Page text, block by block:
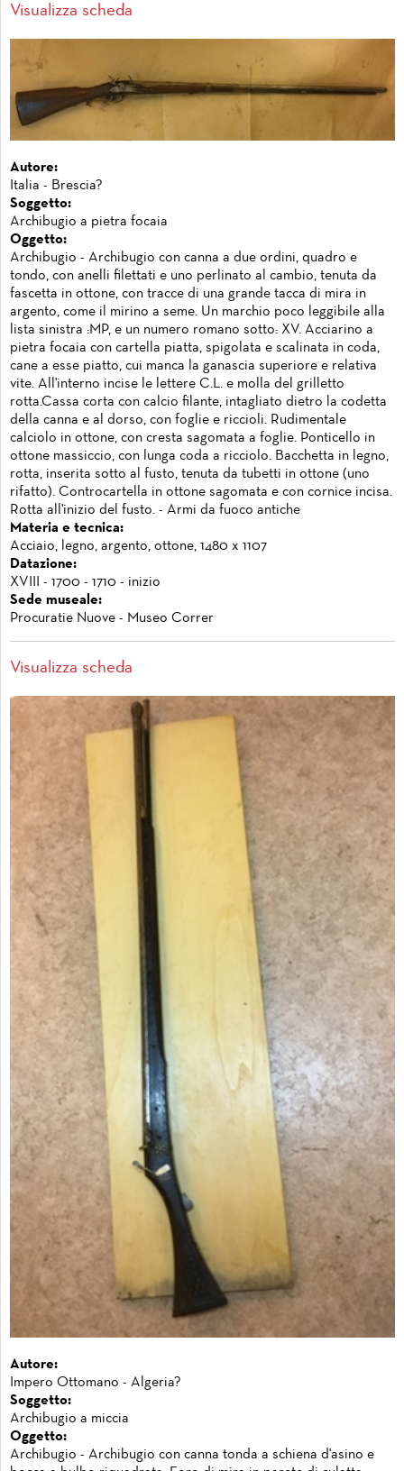
Visualizza scheda
Autore:
Italia - Brescia?
Soggetto:
Archibugio a pietra focaia
Oggetto:
Archibugio - Archibugio con canna a due ordini, quadro e
tondo, con anelli filettati e uno perlinato al cambio, tenuta da
fascetta in ottone, con tracce di una grande tacca di mira in
argento, come il mirino a seme. Un marchio poco leggibile alla
lista sinistra :MP, e un numero romano sotto: XV. Acciarino a
pietra focaia con cartella piatta, spigolata e scalinata in coda,
cane a esse piatto, cui manca la ganascia superiore e relativa
vite. All'interno incise le lettere C.L. e molla del grilletto
rotta.Cassa corta con calcio filante, intagliato dietro la codetta
della canna e al dorso, con foglie e riccioli. Rudimentale
calciolo in ottone, con cresta sagomata a foglie. Ponticello in
ottone massiccio, con lunga coda a ricciolo. Bacchetta in legno,
rotta, inserita sotto al fusto, tenuta da tubetti in ottone (uno
rifatto). Controcartella in ottone sagomata e con cornice incisa.
Rotta all'inizio del fusto. - Armi da fuoco antiche
Materia e tecnica:
Acciaio, legno, argento, ottone, 1480 x 1107
Datazione:
XVIII - 1700 - 1710 - inizio
Sede museale:
Procuratie Nuove - Museo Correr
Visualizza scheda
Autore:
Impero Ottomano - Algeria?
Soggetto:
Archibugio a miccia
Oggetto:
Archibugio - Archibugio con canna tonda a schiena d'asino e